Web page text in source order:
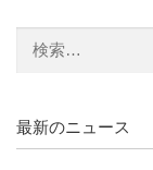
最新のニュース